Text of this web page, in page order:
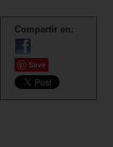
Compartir en:
Save